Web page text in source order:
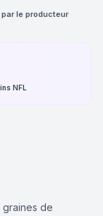
le producteur·
NFL
graines de